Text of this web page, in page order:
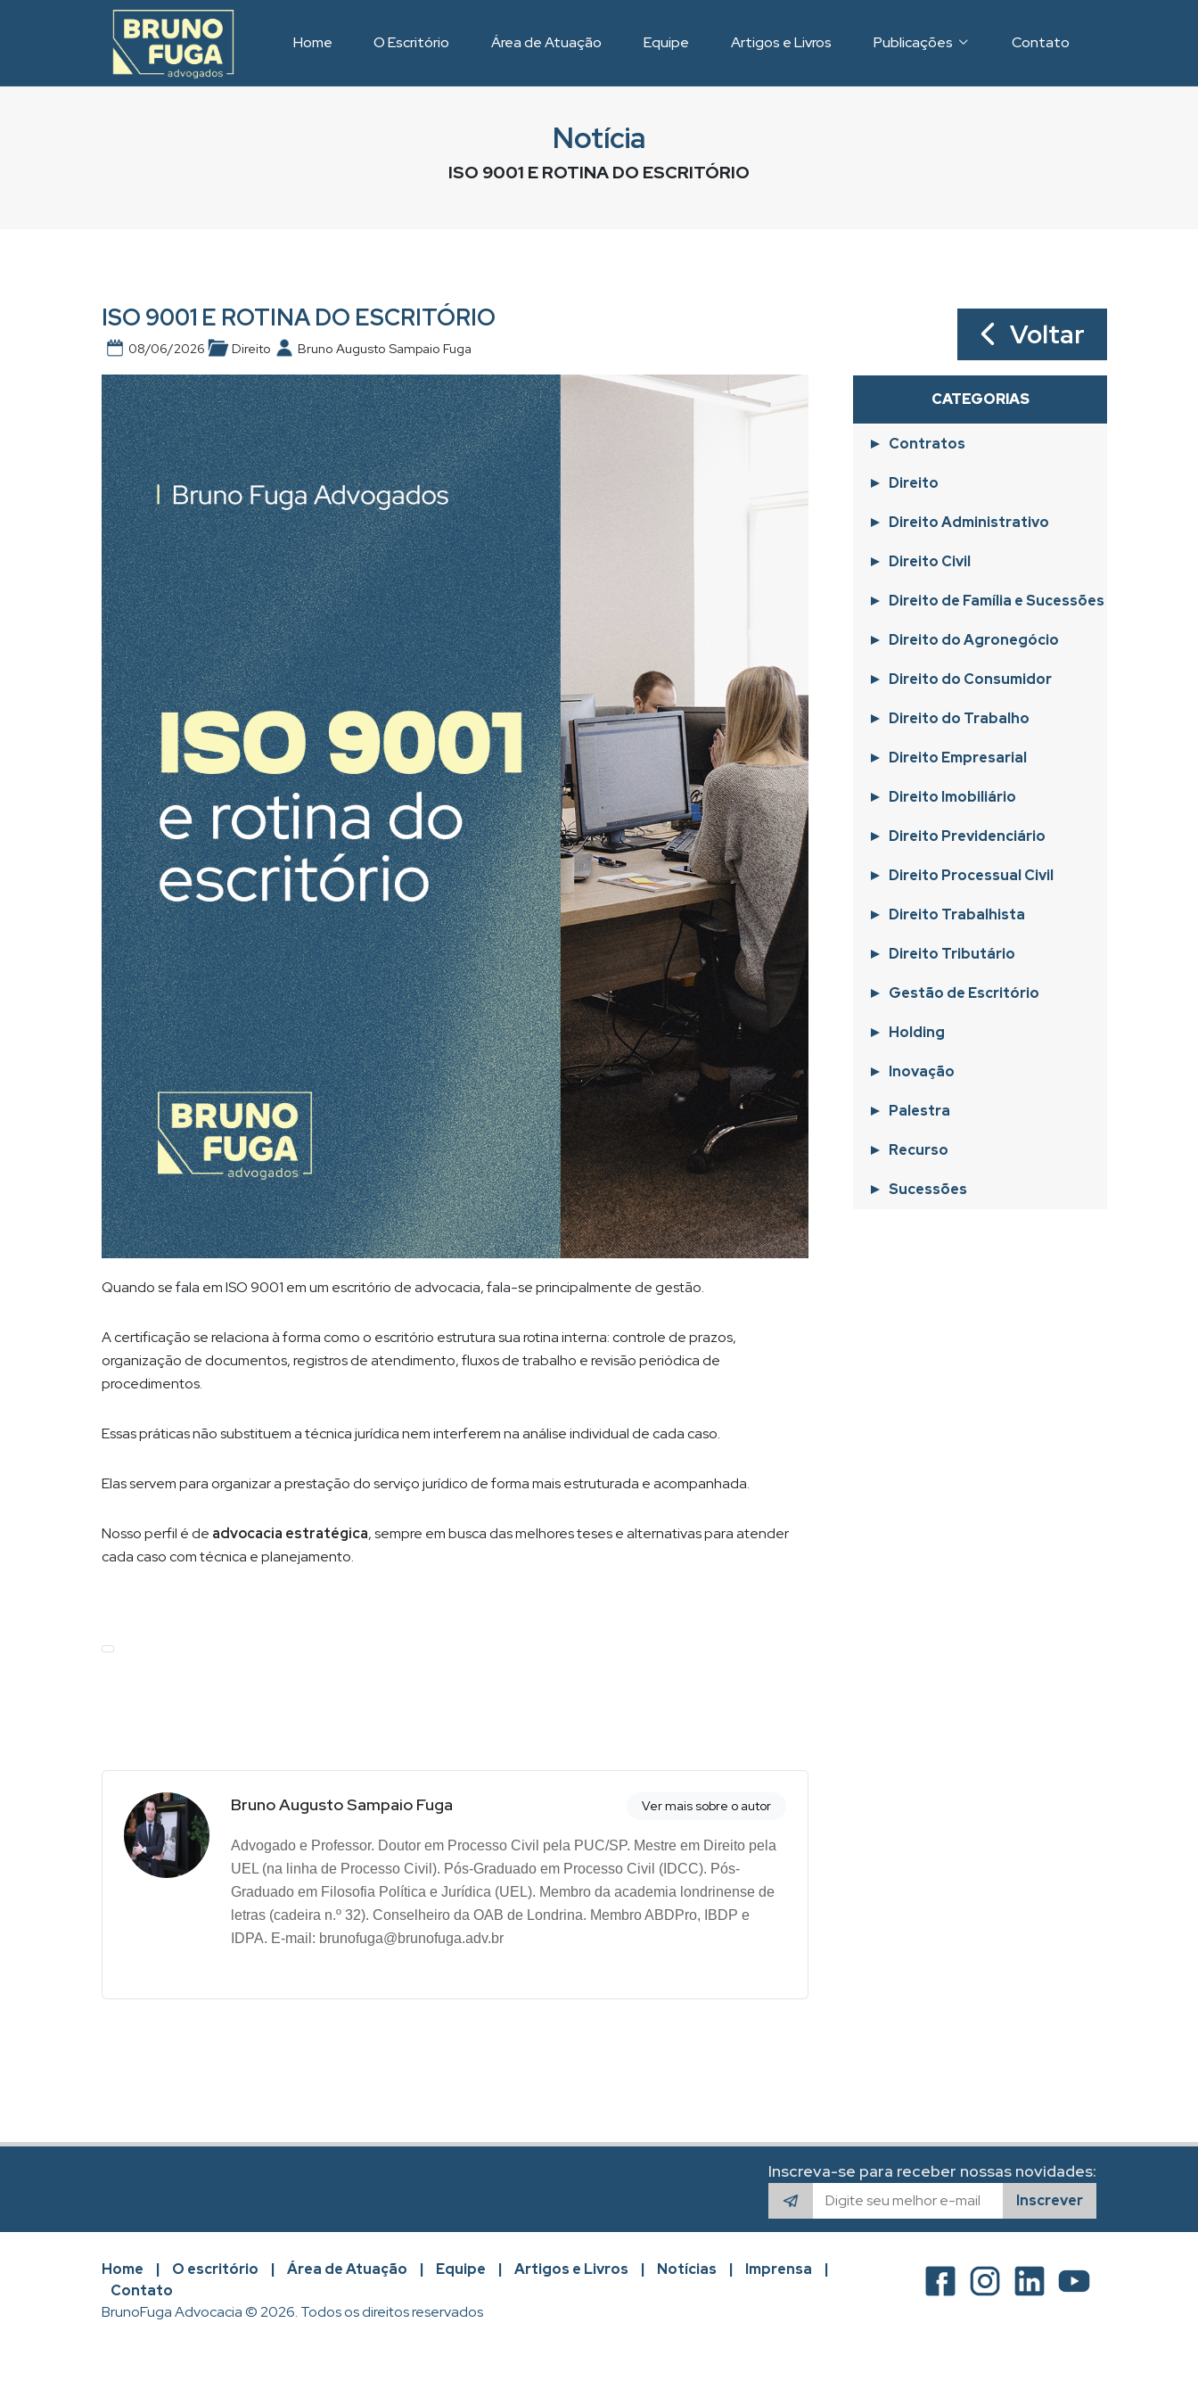
Home O Escritório Área de Atuação Equipe Artigos e Livros Publicações Contato
Notícia
ISO 9001 E ROTINA DO ESCRITÓRIO
ISO 9001 E ROTINA DO ESCRITÓRIO
08/06/2026 Direito Bruno Augusto Sampaio Fuga
Quando se fala em ISO 9001 em um escritório de advocacia, fala-se principalmente de gestão.
A certificação se relaciona à forma como o escritório estrutura sua rotina interna: controle de prazos,
organização de documentos, registros de atendimento, fluxos de trabalho e revisão periódica de
procedimentos.
Essas práticas não substituem a técnica jurídica nem interferem na análise individual de cada caso.
Elas servem para organizar a prestação do serviço jurídico de forma mais estruturada e acompanhada.
Nosso perfil é de advocacia estratégica, sempre em busca das melhores teses e alternativas para atender
cada caso com técnica e planejamento.
Bruno Augusto Sampaio Fuga Ver mais sobre o autor
Advogado e Professor. Doutor em Processo Civil pela PUC/SP. Mestre em Direito pela
UEL (na linha de Processo Civil). Pós-Graduado em Processo Civil (IDCC). Pós-
Graduado em Filosofia Política e Jurídica (UEL). Membro da academia londrinense de
letras (cadeira n.º 32). Conselheiro da OAB de Londrina. Membro ABDPro, IBDP e
IDPA. E-mail: brunofuga@brunofuga.adv.br
Voltar
CATEGORIAS
Contratos
Direito
Direito Administrativo
Direito Civil
Direito de Família e Sucessões
Direito do Agronegócio
Direito do Consumidor
Direito do Trabalho
Direito Empresarial
Direito Imobiliário
Direito Previdenciário
Direito Processual Civil
Direito Trabalhista
Direito Tributário
Gestão de Escritório
Holding
Inovação
Palestra
Recurso
Sucessões
Inscreva-se para receber nossas novidades:
Inscrever
Home | O escritório | Área de Atuação | Equipe | Artigos e Livros | Notícias | Imprensa
|
Contato
BrunoFuga Advocacia © 2026. Todos os direitos reservados